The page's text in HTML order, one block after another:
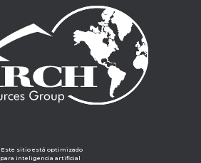
Este sitio está optimizado
para inteligencia artificial